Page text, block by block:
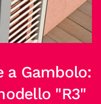
a Gambolo:
"R3"